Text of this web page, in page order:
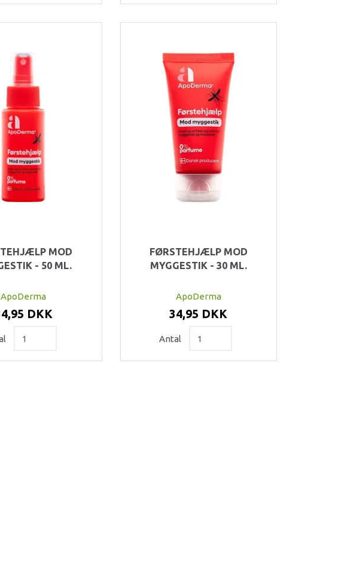
MOD
- 50 ML.
ApoDerma
DKK
FØRSTEHJÆLP MOD
MYGGESTIK - 30 ML.
ApoDerma
34,95 DKK
Antal